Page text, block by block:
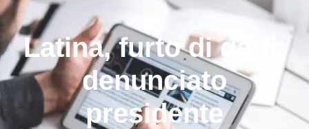
Latina, furto di gatti:
denunciato
presidente